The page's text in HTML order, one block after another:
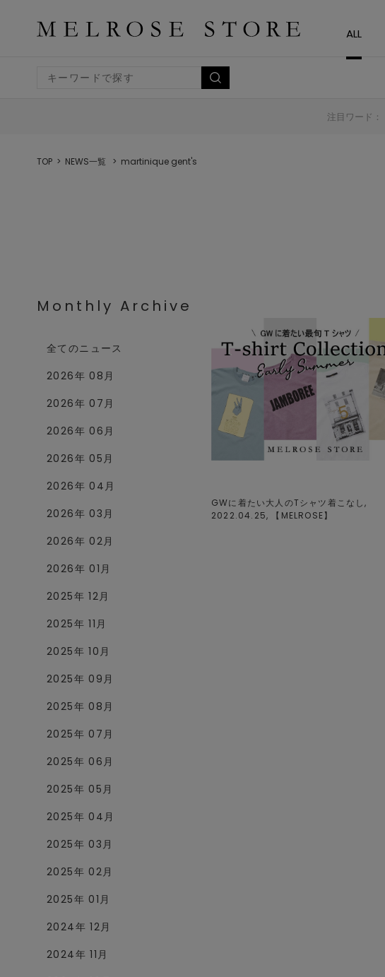
ALL
注目ワード：
TOP NEWS一覧 martinique gent's
Monthly Archive
全てのニュース
2026年 08月
2026年 07月
2026年 06月
2026年 05月
2026年 04月
2026年 03月
2026年 02月
2026年 01月
2025年 12月
2025年 11月
2025年 10月
2025年 09月
2025年 08月
2025年 07月
2025年 06月
2025年 05月
2025年 04月
2025年 03月
2025年 02月
2025年 01月
2024年 12月
2024年 11月
GWに着たい大人のTシャツ着こなし,
2022.04.25, 【 MELROSE】